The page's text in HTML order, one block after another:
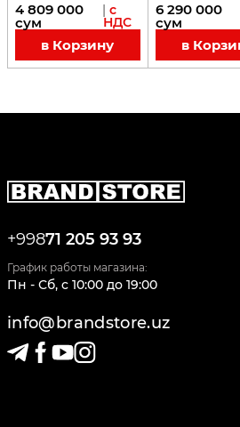
4 809 000
сум
| с
НДС
в Корзину
6 290 000
сум
в
+99871 205 93 93
График работы магазина:
Пн - Сб, c 10:00 до 19:00
info@brandstore.uz